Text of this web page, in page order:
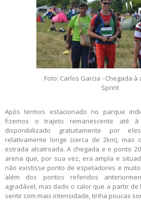
Foto: Carlos Garcia - Chegada à
Sprint
Após termos estacionado no parque
fizemos o trajeto remanescente até
disponibilizado gratuitamente por
relativamente longe (cerca de 2km),
estrada alcatroada. A chegada e o ponto
arena que, por sua vez, era ampla e
não existisse ponto de espetadores e
além dos pontos referidos
agradável, mas dado o calor que a partir
sentir com mais intensidade, tinha poucas